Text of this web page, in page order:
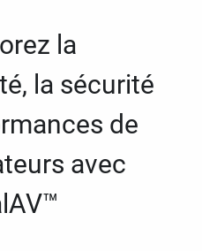
la
la sécurité
de
avec